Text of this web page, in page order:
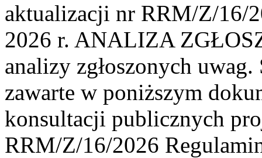
aktualizacji nr RRM/Z/16/
2026 r. ANALIZA
analizy zgłoszonych
zawarte w poniższym
konsultacji publicznych
RRM/Z/16/2026